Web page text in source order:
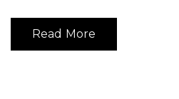
Read More